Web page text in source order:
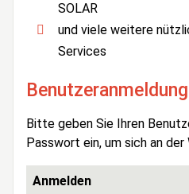
SOLAR
und viele weitere
Services
Benutzeranmeldung
Bitte geben Sie Ihren
Passwort ein, um sich an
Anmelden